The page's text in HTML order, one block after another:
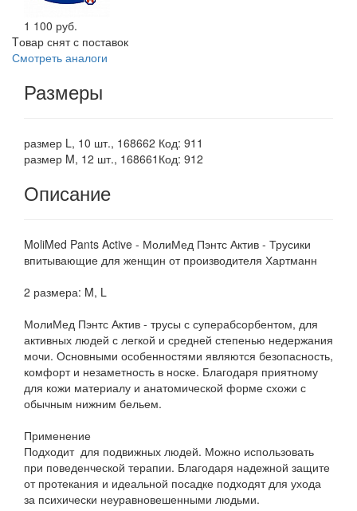
1 100 руб.
Tовар снят с поставок
Смотреть аналоги
Размеры
размер L, 10 шт., 168662 Код: 911
размер M, 12 шт., 168661 Код: 912
Описание
MoliMed Pants Active - МолиМед Пэнтс Актив - Трусики
впитывающие для женщин от производителя Хартманн
2 размера: M, L
МолиМед Пэнтс Актив - трусы с суперабсорбентом, для
активных людей с легкой и средней степенью недержания
мочи. Основными особенностями являются безопасность,
комфорт и незаметность в носке. Благодаря приятному
для кожи материалу и анатомической форме схожи с
обычным нижним бельем.
Применение
Подходит для подвижных людей. Можно использовать
при поведенческой терапии. Благодаря надежной защите
от протекания и идеальной посадке подходят для ухода
за психически неуравновешенными людьми.